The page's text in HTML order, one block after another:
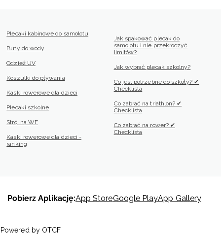
Plecaki kabinowe do samolotu
Buty do wody
Odzież UV
Koszulki do pływania
Kaski rowerowe dla dzieci
Plecaki szkolne
Strój na WF
Kaski rowerowe dla dzieci -
ranking
Jak spakować plecak do
samolotu i nie przekroczyć
limitów?
Jak wybrać plecak szkolny?
Co jest potrzebne do szkoły? ✔
Checklista
Co zabrać na triathlon? ✔
Checklista
Co zabrać na rower? ✔
Checklista
Pobierz Aplikację:App StoreGoogle PlayApp Gallery
by OTCF